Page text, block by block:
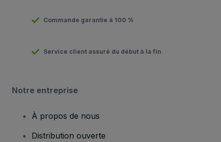
Commande garantie à 100 %
Service client assuré du début à la fin
Notre entreprise
À propos de nous
Distribution ouverte